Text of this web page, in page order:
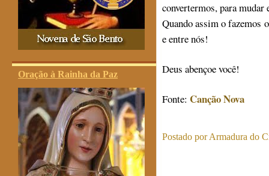
Oração à Rainha da Paz
convertermos, para mudar
Quando assim o fazemos
e entre nós!
Deus abençoe você!
Fonte: Canção Nova
Postado porArmadura do